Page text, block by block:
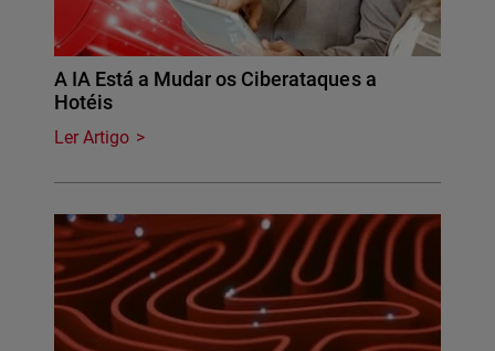
A IA Está a Mudar os Ciberataques a
Hotéis
Ler Artigo